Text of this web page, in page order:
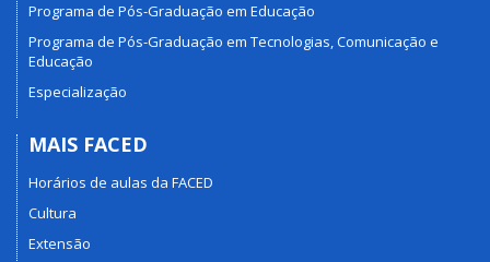
Programa de Pós-Graduação em Educação
Programa de Pós-Graduação em Tecnologias, Comunicação e
Educação
Especialização
MAIS FACED
Horários de aulas da FACED
Cultura
Extensão